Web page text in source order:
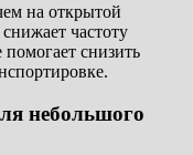
на открытой
частоту
снизить
небольшого